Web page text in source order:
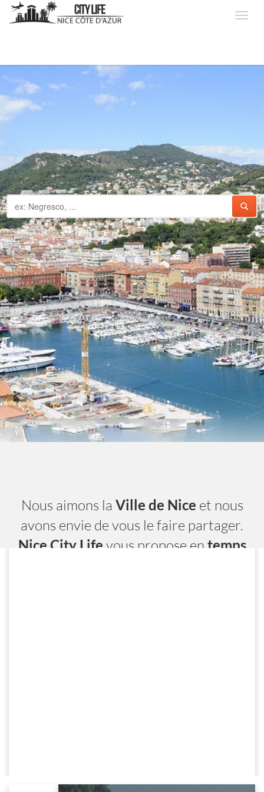
Nous aimons la Ville de Nice et nous
avons envie de vous le faire partager.
Nice City Life vous propose en temps